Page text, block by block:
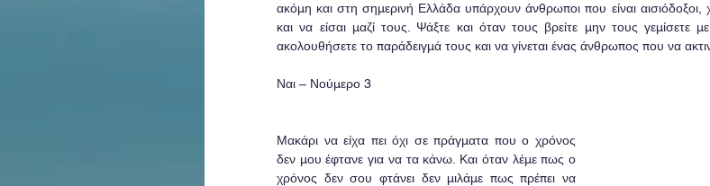
ακόμη και στη σημερινή Ελλάδα υπάρχουν άνθρωποι που είναι αισιόδοξοι,
και να είσαι μαζί τους. Ψάξτε και όταν τους βρείτε μην τους γεμίσετε
ακολουθήσετε το παράδειγμά τους και να γίνεται ένας άνθρωπος που να
Ναι – Νούμερο 3
Μακάρι να είχα πει όχι σε πράγματα που ο χρόνος
δεν μου έφτανε για να τα κάνω. Και όταν λέμε πως ο
χρόνος δεν σου φτάνει δεν μιλάμε πως πρέπει να